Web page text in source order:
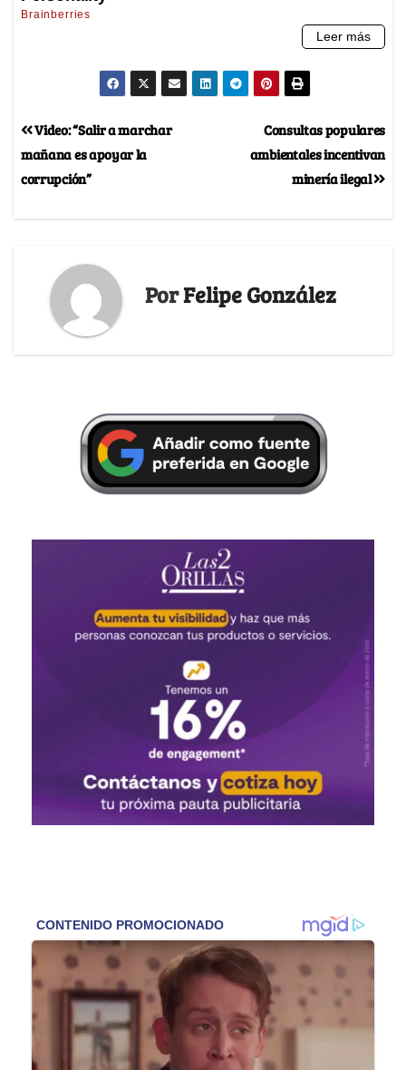
Consultas populares
ambientales incentivan
minería ilegal
Video: “Salir a marchar
mañana es apoyar la
corrupción”
PorFelipe González